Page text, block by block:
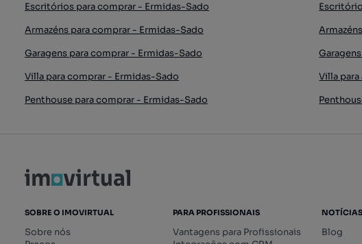
Escritórios para comprar - Ermidas-Sado
Armazéns para comprar - Ermidas-Sado
Garagens para comprar - Ermidas-Sado
Villa para comprar - Ermidas-Sado
Penthouse para comprar - Ermidas-Sado
Villa
SOBRE O IMOVIRTUAL
Sobre nós
PARA PROFISSIONAIS
Vantagens para Profissionais
NOTÍCIAS
Blog